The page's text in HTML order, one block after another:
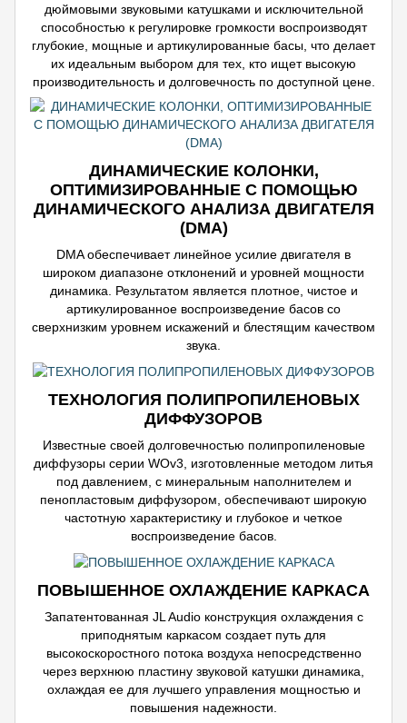
дюймовыми звуковыми катушками и исключительной
способностью к регулировке громкости воспроизводят
глубокие, мощные и артикулированные басы, что делает
их идеальным выбором для тех, кто ищет высокую
производительность и долговечность по доступной цене.
ДИНАМИЧЕСКИЕ КОЛОНКИ,
ОПТИМИЗИРОВАННЫЕ С ПОМОЩЬЮ
ДИНАМИЧЕСКОГО АНАЛИЗА ДВИГАТЕЛЯ
(DMA)
DMA обеспечивает линейное усилие двигателя в
широком диапазоне отклонений и уровней мощности
динамика. Результатом является плотное, чистое и
артикулированное воспроизведение басов со
сверхнизким уровнем искажений и блестящим качеством
звука.
ТЕХНОЛОГИЯ ПОЛИПРОПИЛЕНОВЫХ
ДИФФУЗОРОВ
Известные своей долговечностью полипропиленовые
диффузоры серии WOv3, изготовленные методом литья
под давлением, с минеральным наполнителем и
пенопластовым диффузором, обеспечивают широкую
частотную характеристику и глубокое и четкое
воспроизведение басов.
ПОВЫШЕННОЕ ОХЛАЖДЕНИЕ КАРКАСА
Запатентованная JL Audio конструкция охлаждения с
приподнятым каркасом создает путь для
высокоскоростного потока воздуха непосредственно
через верхнюю пластину звуковой катушки динамика,
охлаждая ее для лучшего управления мощностью и
повышения надежности.